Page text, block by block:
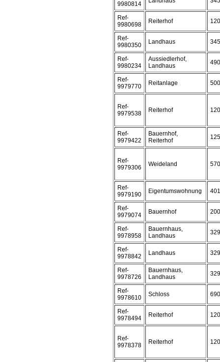
9980814
Ref-
9980698
Reiterhof
Ref-
9980350
Landhaus
Ref-
9980234
Aussiedlerhof,
Landhaus
Ref-
9979770
Reitanlage
Ref-
9979538
Reiterhof
Ref-
9979422
Bauernhof,
Reiterhof
Ref-
9979306
Weideland
Ref-
9979190
Eigentumswohnung
Ref-
9979074
Bauernhof
Ref-
9978958
Bauernhaus,
Landhaus
Ref-
9978842
Landhaus
Ref-
9978726
Bauernhaus,
Landhaus
Ref-
9978610
Schloss
Ref-
9978494
Reiterhof
Ref-
9978378
Reiterhof